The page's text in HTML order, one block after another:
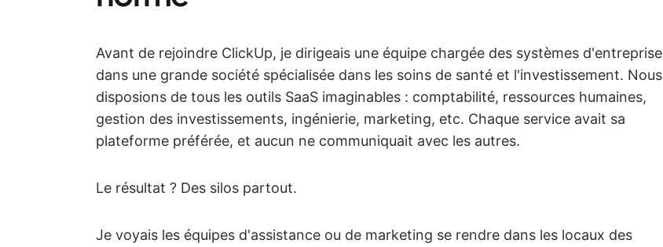
Avant de rejoindre ClickUp, je dirigeais une équipe chargée des systèmes d'entreprise
dans une grande société spécialisée dans les soins de santé et l'investissement. Nous
disposions de tous les outils SaaS imaginables : comptabilité, ressources humaines,
gestion des investissements, ingénierie, marketing, etc. Chaque service avait sa
plateforme préférée, et aucun ne communiquait avec les autres.
Le résultat ? Des silos partout.
Je voyais les équipes d'assistance ou de marketing se rendre dans les locaux des